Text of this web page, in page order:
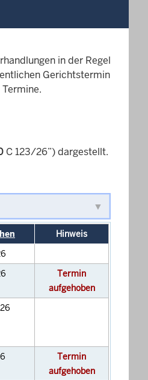
in der Regel
Gerichtstermin
C 123/26”) dargestellt.
Hinweis
Termin
aufgehoben
Termin
aufgehoben